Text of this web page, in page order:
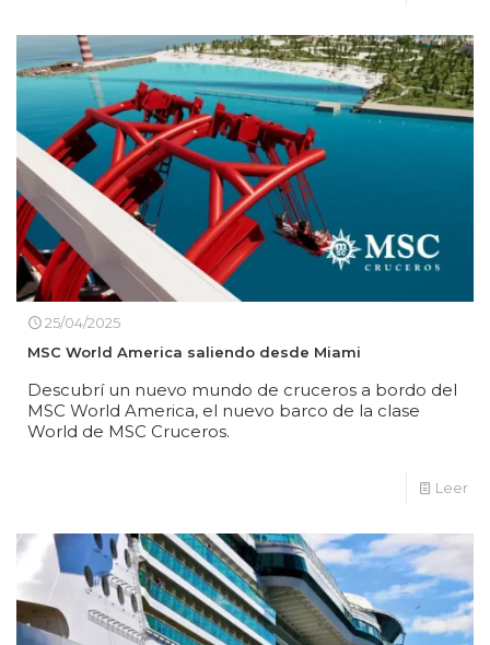
25/04/2025
MSC World America saliendo desde Miami
Descubrí un nuevo mundo de cruceros a bordo del
MSC World America, el nuevo barco de la clase
World de MSC Cruceros.
Leer